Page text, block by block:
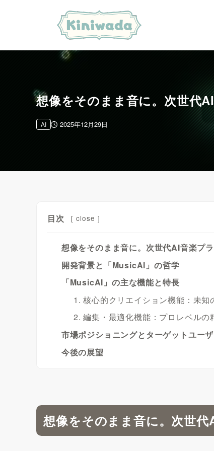
想像をそのまま音に。次世代
2025年12月29日
AI
目次 [ close ]
想像をそのまま音に。次世代AI音楽プ
開発背景と「MusicAI」の哲学
「MusicAI」の主な機能と特長
1. 核心的クリエイション機能：未
2. 編集・最適化機能：プロレベルの
市場ポジショニングとターゲットユー
今後の展望
想像をそのまま音に。次世